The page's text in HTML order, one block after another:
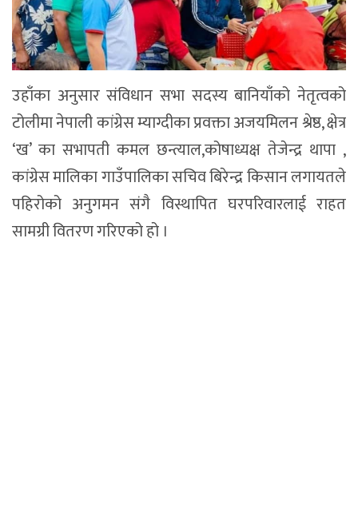
उहाँका अनुसार संविधान सभा सदस्य बानियाँको नेतृत्वको
टोलीमा नेपाली कांग्रेस म्याग्दीका प्रवक्ता अजयमिलन श्रेष्ठ, क्षेत्र
‘ख’ का सभापती कमल छन्त्याल,कोषाध्यक्ष तेजेन्द्र थापा ,
कांग्रेस मालिका गाउँपालिका सचिव बिरेन्द्र किसान लगायतले
पहिरोको अनुगमन संगै विस्थापित घरपरिवारलाई राहत
सामग्री वितरण गरिएको हो ।